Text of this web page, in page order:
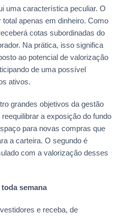
uma característica peculiar. O
apenas em dinheiro. Como
cotas subordinadas do
Na prática, isso significa
ao potencial de valorização
de uma possível
ativos.
grandes objetivos da gestão
a exposição do fundo
para novas compras que
a carteira. O segundo é
com a valorização desses
semana
e receba, de